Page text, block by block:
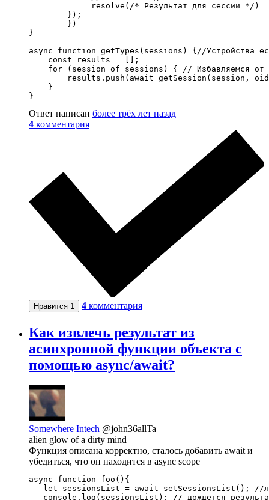
             resolve(/* Результат для сессии */)
        });
}
async function getTypes(sessions) {//Устройства
    const results = [];
for (session of sessions) { // Избавляемся от
    }
}
Ответ написан более трёх лет назад
4 комментария
Нравится 1 4 комментария
Как извлечь результат из
асинхронной функции объекта с
помощью async/await?
Somewhere Intech @john36allTa
alien glow of a dirty mind
Функция описана корректно, сталось добавить await и
убедиться, что он находится в async scope
async function foo(){
let sessionsList = await setSessionsList();
console.log(sessionsList); // дождется